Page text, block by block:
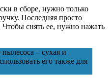
в сборе, нужно только
Последняя просто
Чтобы снять ее, нужно нажать
– сухая и
его также для